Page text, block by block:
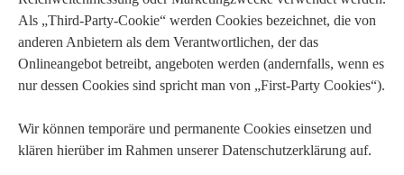
Als „Third-Party-Cookie“ werden Cookies bezeichnet, die von
anderen Anbietern als dem Verantwortlichen, der das
Onlineangebot betreibt, angeboten werden (andernfalls, wenn es
nur dessen Cookies sind spricht man von „First-Party Cookies“).
Wir können temporäre und permanente Cookies einsetzen und
klären hierüber im Rahmen unserer Datenschutzerklärung auf.